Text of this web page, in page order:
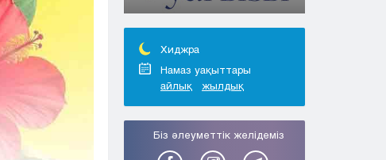
Талдыкорган
Тараз
Туркестан
Уральск
Усть-Каменогорск
Шымкент
Хиджра
Намаз уақыттары
айлық
жылдық
Біз әлеуметтік желідеміз